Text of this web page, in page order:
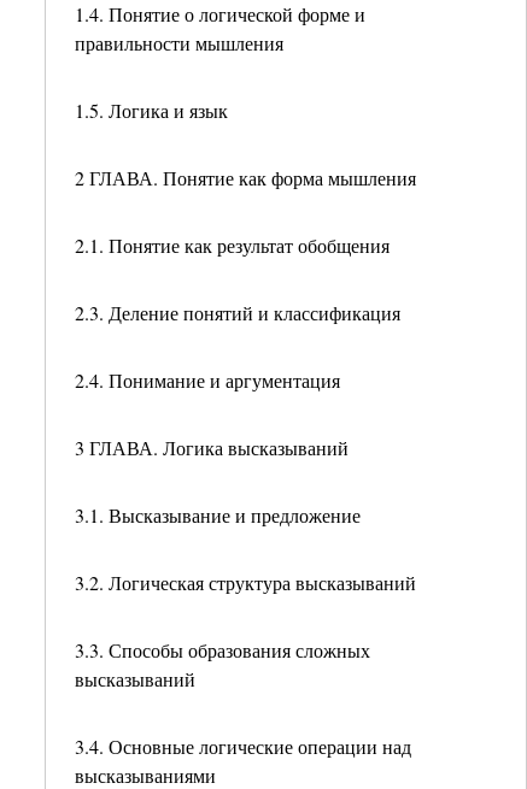
1.4. Понятие о логической форме и
правильности мышления
1.5. Логика и язык
2 ГЛАВА. Понятие как форма мышления
2.1. Понятие как результат обобщения
2.3. Деление понятий и классификация
2.4. Понимание и аргументация
3 ГЛАВА. Логика высказываний
3.1. Высказывание и предложение
3.2. Логическая структура высказываний
3.3. Способы образования сложных
высказываний
3.4. Основные логические операции над
высказываниями